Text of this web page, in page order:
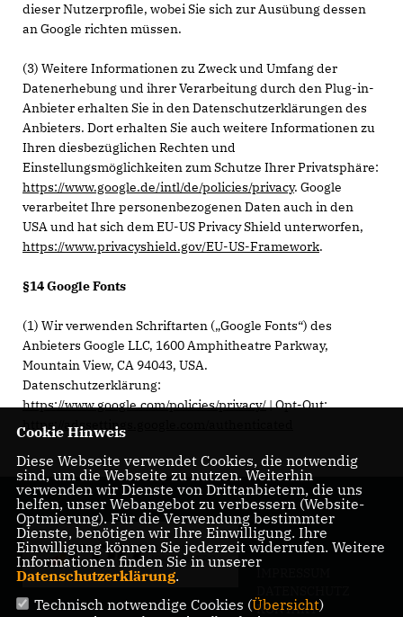
dieser Nutzerprofile, wobei Sie sich zur Ausübung dessen
an Google richten müssen.
(3) Weitere Informationen zu Zweck und Umfang der
Datenerhebung und ihrer Verarbeitung durch den Plug-in-
Anbieter erhalten Sie in den Datenschutzerklärungen des
Anbieters. Dort erhalten Sie auch weitere Informationen zu
Ihren diesbezüglichen Rechten und
Einstellungsmöglichkeiten zum Schutze Ihrer Privatsphäre:
https://www.google.de/intl/de/policies/privacy. Google
verarbeitet Ihre personenbezogenen Daten auch in den
USA und hat sich dem EU-US Privacy Shield unterworfen,
https://www.privacyshield.gov/EU-US-Framework.
§14 Google Fonts
(1) Wir verwenden Schriftarten („Google Fonts“) des
Anbieters Google LLC, 1600 Amphitheatre Parkway,
Mountain View, CA 94043, USA.
Datenschutzerklärung:
https://www.google.com/policies/privacy/| Opt-Out:
https://adssettings.google.com/authenticated
KONTAKT
Cookie Hinweis
Diese Webseite verwendet Cookies, die notwendig
sind, um die Webseite zu nutzen. Weiterhin
verwenden wir Dienste von Drittanbietern, die uns
helfen, unser Webangebot zu verbessern (Website-
Optmierung). Für die Verwendung bestimmter
Dienste, benötigen wir Ihre Einwilligung. Ihre
Einwilligung können Sie jederzeit widerrufen. Weitere
Informationen finden Sie in unserer
Datenschutzerklärung.
Technisch notwendige Cookies (Übersicht)